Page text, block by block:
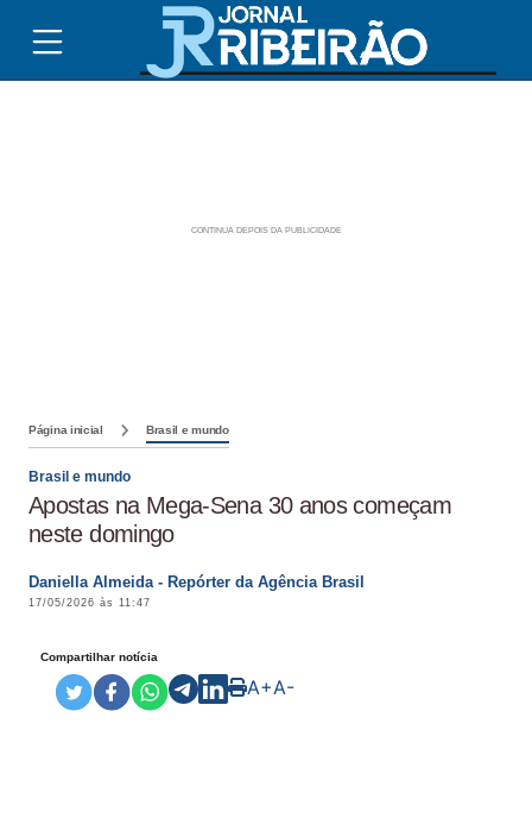
Página inicial Brasil e mundo
Brasil e mundo
Apostas na Mega-Sena 30 anos começam
neste domingo
Daniella Almeida - Repórter da Agência Brasil
17/05/2026 às 11:47
Compartilhar notícia
A+A-